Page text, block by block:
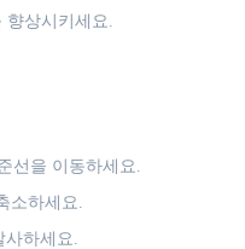
향상시키세요.
선을 이동하세요.
소하세요.
사하세요.